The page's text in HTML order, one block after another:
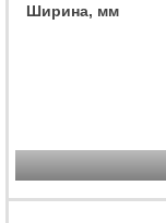
Ширина, мм